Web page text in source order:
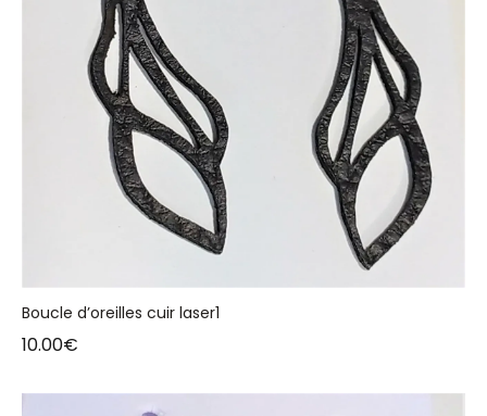
Boucle d’oreilles cuir laser1
10.00€